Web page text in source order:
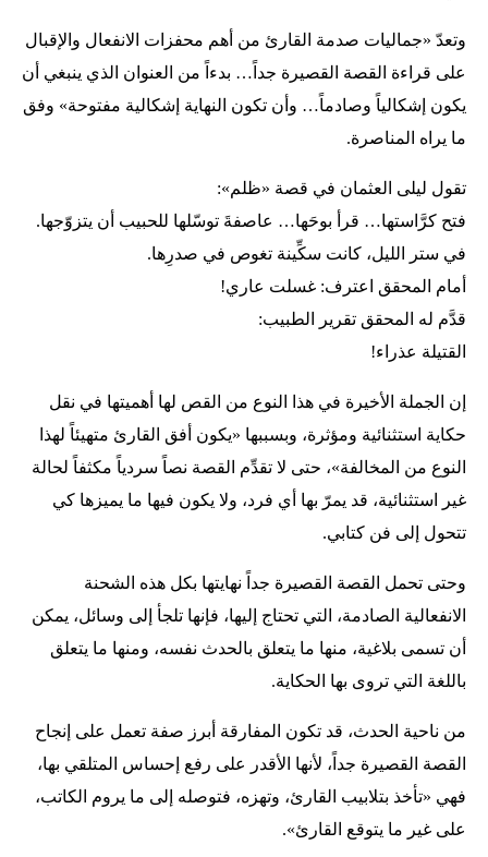
وتعدّ «جماليات صدمة القارئ من أهم محفزات الانفعال والإقبال
على قراءة القصة القصيرة جداً… بدءاً من العنوان الذي ينبغي أن
يكون إشكالياً وصادماً… وأن تكون النهاية إشكالية مفتوحة» وفق
ما يراه المناصرة.
تقول ليلى العثمان في قصة «ظلم»:
فتح كرَّاستها… قرأ بوحَها… عاصفةَ توسّلها للحبيب أن يتزوّجها.
في ستر الليل، كانت سكِّينة تغوص في صدرِها.
أمام المحقق اعترف: غسلت عاري!
قدَّم له المحقق تقرير الطبيب:
القتيلة عذراء!
إن الجملة الأخيرة في هذا النوع من القص لها أهميتها في نقل
حكاية استثنائية ومؤثرة، وبسببها «يكون أفق القارئ متهيئاً لهذا
النوع من المخالفة»، حتى لا تقدِّم القصة نصاً سردياً مكثفاً لحالة
غير استثنائية، قد يمرّ بها أي فرد، ولا يكون فيها ما يميزها كي
تتحول إلى فن كتابي.
وحتى تحمل القصة القصيرة جداً نهايتها بكل هذه الشحنة
الانفعالية الصادمة، التي تحتاج إليها، فإنها تلجأ إلى وسائل، يمكن
أن تسمى بلاغية، منها ما يتعلق بالحدث نفسه، ومنها ما يتعلق
باللغة التي تروى بها الحكاية.
من ناحية الحدث، قد تكون المفارقة أبرز صفة تعمل على إنجاح
القصة القصيرة جداً، لأنها الأقدر على رفع إحساس المتلقي بها،
فهي «تأخذ بتلابيب القارئ، وتهزه، فتوصله إلى ما يروم الكاتب،
على غير ما يتوقع القارئ».